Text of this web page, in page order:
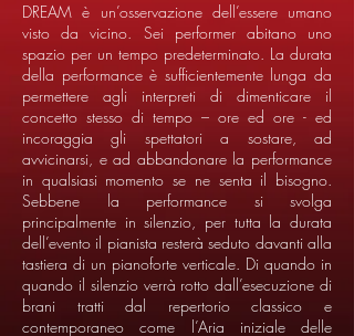
DREAM è un’osservazione dell’essere umano
visto da vicino. Sei performer abitano uno
spazio per un tempo predeterminato. La durata
della performance è sufficientemente lunga da
permettere agli interpreti di dimenticare il
concetto stesso di tempo – ore ed ore - ed
incoraggia gli spettatori a sostare, ad
avvicinarsi, e ad abbandonare la performance
in qualsiasi momento se ne senta il bisogno.
Sebbene la performance si svolga
principalmente in silenzio, per tutta la durata
dell’evento il pianista resterà seduto davanti alla
tastiera di un pianoforte verticale. Di quando in
quando il silenzio verrà rotto dall’esecuzione di
brani tratti dal repertorio classico e
contemporaneo come l’Aria iniziale delle